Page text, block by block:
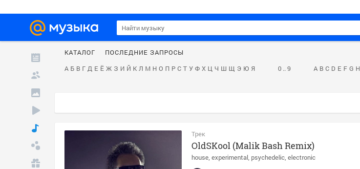
КАТАЛОГ
ПОСЛЕДНИЕ ЗАПРОСЫ
А Б В Г Д Е Ё Ж З И Й К Л М Н О П Р С Т У Ф Х Ц Ч Ш Щ Э Ю Я 0 .. 9 A B C D E F G H
Трек
OldSKool (Malik Bash Remix)
house experimental psychedelic electronic